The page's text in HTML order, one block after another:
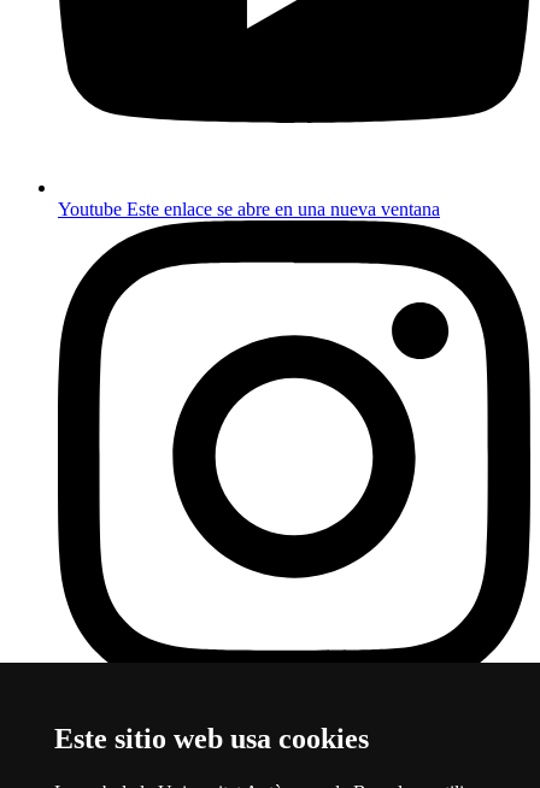
Este sitio web usa cookies
Youtube Este enlace se abre en una nueva ventana
Sobre el web